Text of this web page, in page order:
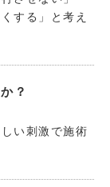
する」と考え
？
い刺激で施術